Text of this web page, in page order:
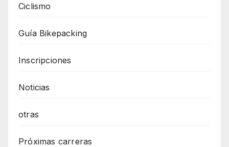
Ciclismo
Guía Bikepacking
Inscripciones
Noticias
otras
Próximas carreras